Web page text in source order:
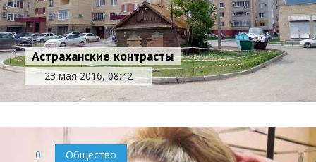
Астраханские контрасты
23 мая 2016, 08:42
0 Общество